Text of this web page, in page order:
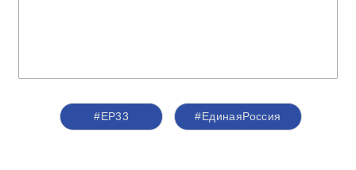
#ЕР33 #ЕдинаяРоссия